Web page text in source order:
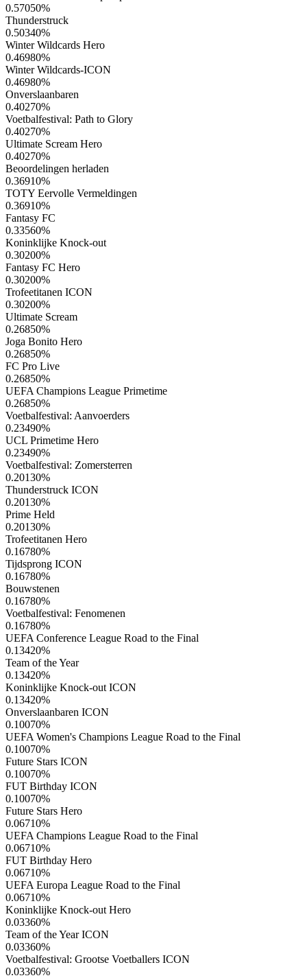
0.57050%
Thunderstruck
0.50340%
Winter Wildcards Hero
0.46980%
Winter Wildcards-ICON
0.46980%
Onverslaanbaren
0.40270%
Voetbalfestival: Path to Glory
0.40270%
Ultimate Scream Hero
0.40270%
Beoordelingen herladen
0.36910%
TOTY Eervolle Vermeldingen
0.36910%
Fantasy FC
0.33560%
Koninklijke Knock-out
0.30200%
Fantasy FC Hero
0.30200%
Trofeetitanen ICON
0.30200%
Ultimate Scream
0.26850%
Joga Bonito Hero
0.26850%
FC Pro Live
0.26850%
UEFA Champions League Primetime
0.26850%
Voetbalfestival: Aanvoerders
0.23490%
UCL Primetime Hero
0.23490%
Voetbalfestival: Zomersterren
0.20130%
Thunderstruck ICON
0.20130%
Prime Held
0.20130%
Trofeetitanen Hero
0.16780%
Tijdsprong ICON
0.16780%
Bouwstenen
0.16780%
Voetbalfestival: Fenomenen
0.16780%
UEFA Conference League Road to the Final
0.13420%
Team of the Year
0.13420%
Koninklijke Knock-out ICON
0.13420%
Onverslaanbaren ICON
0.10070%
UEFA Women's Champions League Road to the Final
0.10070%
Future Stars ICON
0.10070%
FUT Birthday ICON
0.10070%
Future Stars Hero
0.06710%
UEFA Champions League Road to the Final
0.06710%
FUT Birthday Hero
0.06710%
UEFA Europa League Road to the Final
0.06710%
Koninklijke Knock-out Hero
0.03360%
Team of the Year ICON
0.03360%
Voetbalfestival: Grootse Voetballers ICON
0.03360%